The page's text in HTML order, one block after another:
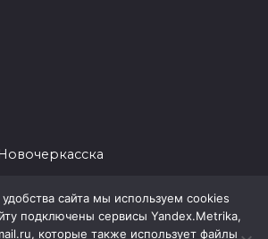
сайта мы используем cookies
подключены сервисы Yandex.Metrika,
которые также использует файлы